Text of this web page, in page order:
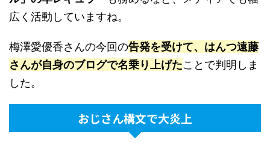
広く活動していますね。
梅澤愛優香さんの今回の告発を受けて、はんつ遠藤
さんが自身のブログで名乗り上げたことで判明しま
した。
おじさん構文で大炎上